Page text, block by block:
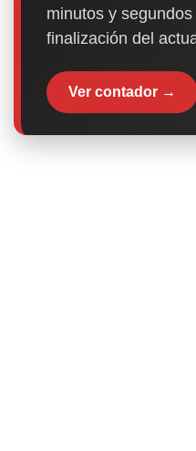
minutos y
finalización del
Ver contador →